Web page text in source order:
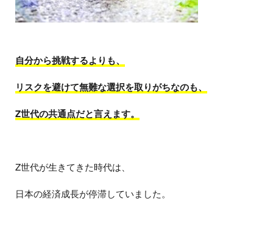
自分から挑戦するよりも、
リスクを避けて無難な選択を取りがちなのも、
Z世代の共通点だと言えます。
Z世代が生きてきた時代は、
日本の経済成長が停滞していました。